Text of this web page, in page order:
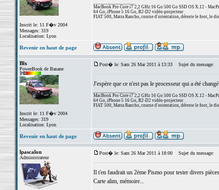
Inscrit le: 11 F�v 2004
Messages: 319
Localisation: Lyon
MacBook Pro Core i7 2,2 GHz 16 Go 500 Go SSD OS X.12 -
64 Go, iPhone 5 16 Go, R2-D2 vidéo-projecteur
FIAT 500, Matra Rancho, course d'orientation, déteste le foot, le
Revenir en haut de page
Blx
PowerBook de Basane
Inscrit le: 11 F�v 2004
Messages: 319
Localisation: Lyon
Post� le: Sam 26 Mar 2011 à 13:33 Sujet du message:
J'espère que ce n'est pas le processeur qui a été
MacBook Pro Core i7 2,2 GHz 16 Go 500 Go SSD OS X.12 -
64 Go, iPhone 5 16 Go, R2-D2 vidéo-projecteur
FIAT 500, Matra Rancho, course d'orientation, déteste le foot, le
Revenir en haut de page
lpascalon
Administrateur
Post� le: Sam 26 Mar 2011 à 18:00 Sujet du message:
Il t'en faudrait un 2ème Pismo pour tester divers
Carte alim, mémoire...